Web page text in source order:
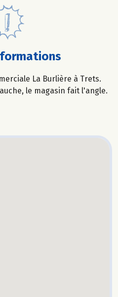
La Burlière à Trets.
le magasin fait l'angle.